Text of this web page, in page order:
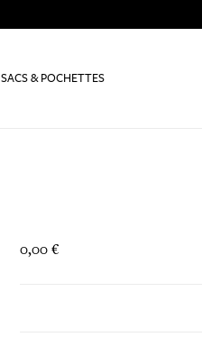
SACS & POCHETTES
0,00 €